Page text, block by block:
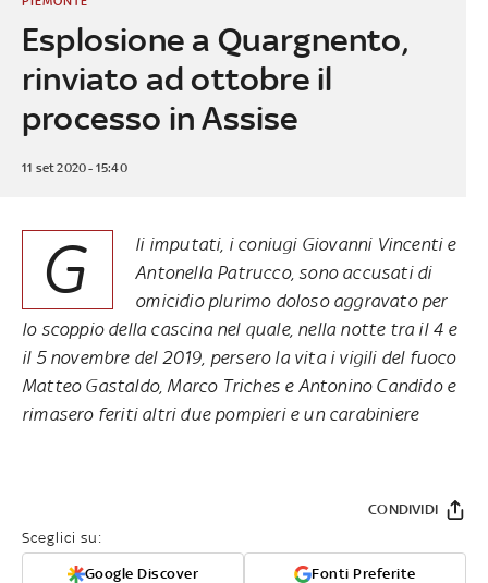
Esplosione a Quargnento,
rinviato ad ottobre il
processo in Assise
11 set 2020 - 15:40
G
li imputati, i coniugi Giovanni Vincenti e
Antonella Patrucco, sono accusati di
omicidio plurimo doloso aggravato per
lo scoppio della cascina nel quale, nella notte tra il 4 e
il 5 novembre del 2019, persero la vita i vigili del fuoco
Matteo Gastaldo, Marco Triches e Antonino Candido e
rimasero feriti altri due pompieri e un carabiniere
Sceglici su:
Google Discover Fonti Preferite
CONDIVIDI